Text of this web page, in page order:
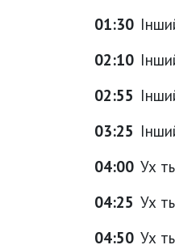
01:30
02:10
02:55
03:25
04:00 Ух
04:25 Ух
04:50 Ух